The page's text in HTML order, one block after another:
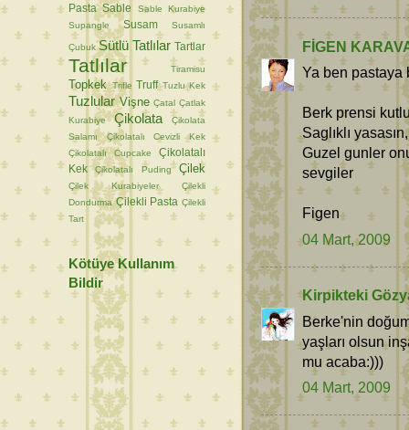
FİGEN
Ya ben pastaya
Berk prensi
Saglıklı
Guzel gunler
sevgiler
Figen
04 Mart, 2009
Kirpikteki
Berke'nin
yaşları olsun
mu acaba:)))
04 Mart, 2009
Pasta Sable
Sable Kurabiye
Supangle
Susam Susamlı
Çubuk Sütlü Tatlılar Tartlar
Tatlılar Tiramisu
Topkek Trifle Truff Tuzlu Kek
Tuzlular Vişne Çatal Çatlak
Kurabiye
Çikolata
Çikolata
Salamı
Çikolatalı Cevizli Kek
Çikolatalı Cupcake
Çikolatalı
Kek
Çikolatalı Puding Çilek
Çilek Kurabiyeler
Çilekli
Dondurma Çilekli Pasta Çilekli
Tart
Kötüye Kullanım
Bildir